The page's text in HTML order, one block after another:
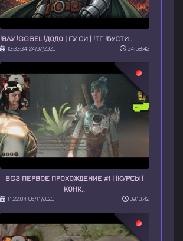
!ВАУ !GGSEL !ДОДО | ГУ СИ | !ТГ !БУСТИ..
13:33:34 24/07/2026 04:58:42
BG3 ПЕРВОЕ ПРОХОЖДЕНИЕ #1 | !КУРСЫ !
КОНК..
11:22:04 06/11/2023 09:18:42